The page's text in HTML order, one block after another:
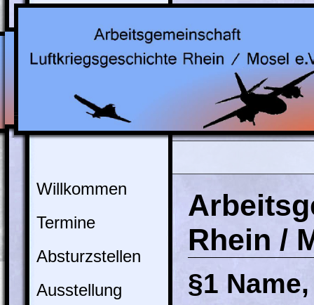
Willkommen
Termine
Absturzstellen
Ausstellung
Rhein /
§1